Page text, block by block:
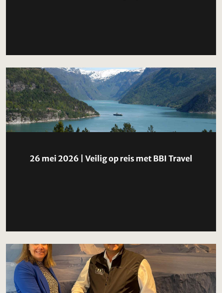
26 mei 2026 | Veilig op reis met BBI Travel